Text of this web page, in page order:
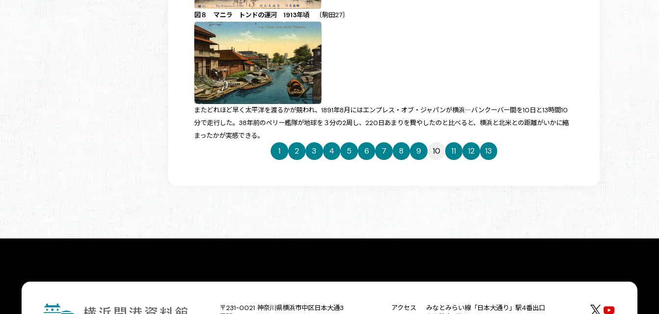
図８ マニラ トンドの運河 1913年頃 〔駒田27〕
またどれほど早く太平洋を渡るかが競われ、1891年8月にはエンプレス・オブ・ジャパンが横浜―バンクーバー間を10日と13時間10
分で走行した。38年前のペリー艦隊が地球を３分の2周し、220日あまりを費やしたのと比べると、横浜と北米との距離がいかに縮
まったかが実感できる。
1 2 3 4 5 6 7 8 9 10 11 12 13
〒231-0021 神奈川県横浜市中区日本大通3
アクセス
みなとみらい線「日本大通り」駅4番出口